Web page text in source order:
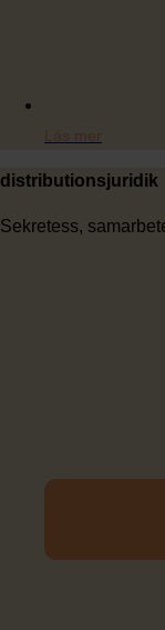
Läs mer
distributionsjuridik
Sekretess,